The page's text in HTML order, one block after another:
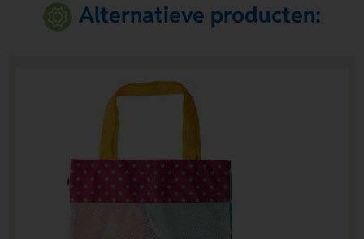
Alternatieve producten: